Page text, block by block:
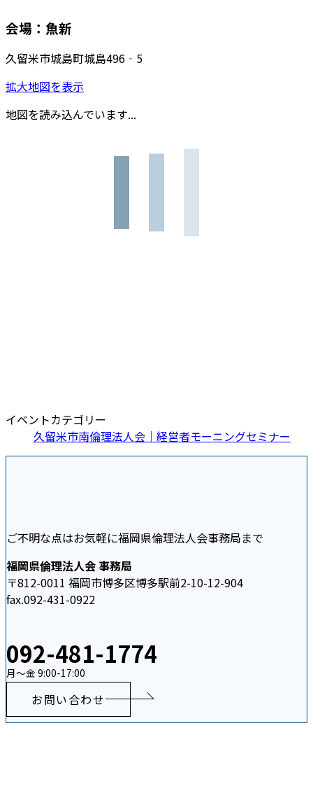
会場：魚新
久留米市城島町城島496‐5
拡大地図を表示
地図を読み込んでいます...
イベントカテゴリー
久留米市南倫理法人会｜経営者モーニングセミナー
ご不明な点はお気軽に福岡県倫理法人会事務局まで
福岡県倫理法人会 事務局
〒812-0011 福岡市博多区博多駅前2-10-12-904
fax.092-431-0922
092-481-1774
月〜金 9:00-17:00
お問い合わせ